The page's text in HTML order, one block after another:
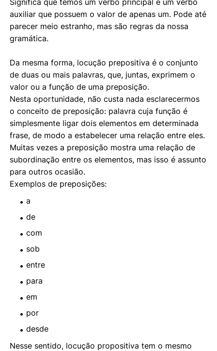
auxiliar que possuem o valor de apenas um. Pode até
parecer meio estranho, mas são regras da nossa
gramática.
Da mesma forma, locução prepositiva é o conjunto
de duas ou mais palavras, que, juntas, exprimem o
valor ou a função de uma preposição.
Nesta oportunidade, não custa nada esclarecermos
o conceito de preposição: palavra cuja função é
simplesmente ligar dois elementos em determinada
frase, de modo a estabelecer uma relação entre eles.
Muitas vezes a preposição mostra uma relação de
subordinação entre os elementos, mas isso é assunto
para outros ocasião.
Exemplos de preposições:
a
de
com
sob
entre
para
em
por
desde
Nesse sentido, locução propositiva tem o mesmo